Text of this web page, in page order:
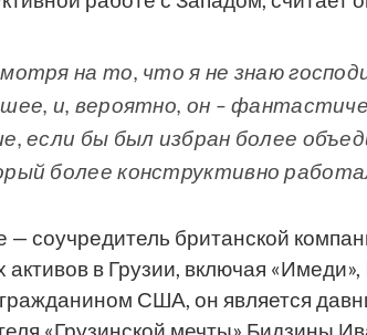
на то, что я не знаю
и, вероятно, он –
если бы был избран более
более конструктивно
— соучредитель британской
активов в Грузии, включая
США, он является